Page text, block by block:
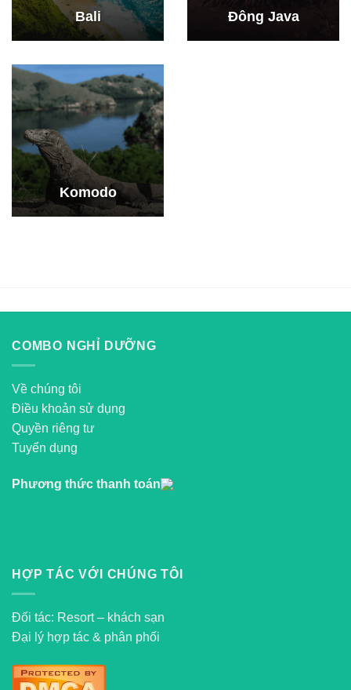
Bali Đông Java
Komodo
COMBO NGHỈ DƯỠNG
Về chúng tôi
Điều khoản sử dụng
Quyền riêng tư
Tuyển dụng
Phương thức thanh toán
HỢP TÁC VỚI CHÚNG TÔI
Đối tác: Resort – khách sạn
Đại lý hợp tác & phân phối